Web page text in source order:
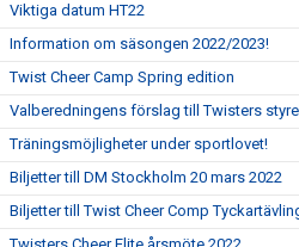
Viktiga datum HT22
Information om säsongen 2022/2023!
Twist Cheer Camp Spring edition
Valberedningens förslag till Twisters
Träningsmöjligheter under sportlovet!
Biljetter till DM Stockholm 20 mars 2022
Biljetter till Twist Cheer Comp